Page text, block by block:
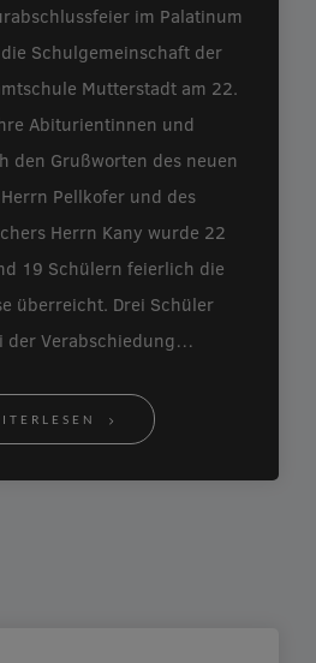
im Palatinum
Schulgemeinschaft der
Mutterstadt am 22.
Abiturientinnen und
den Grußworten des neuen
Pellkofer und des
Herrn Kany wurde 22
19 Schülern feierlich die
überreicht. Drei Schüler
der Verabschiedung…